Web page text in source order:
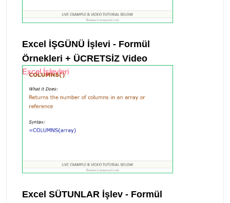
Excel İŞGÜNÜ İşlevi - Formül
Örnekleri + ÜCRETSİZ Video
Excel İşlevleri
Excel SÜTUNLAR İşlev - Formül